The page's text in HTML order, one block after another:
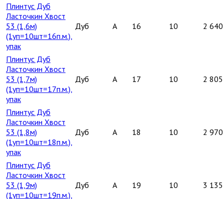
Плинтус Дуб
Ласточкин Хвост
53 (1,6м)
(1уп=10шт=16п.м.),
упак
Дуб A 16 10 2 640
Плинтус Дуб
Ласточкин Хвост
53 (1,7м)
(1уп=10шт=17п.м.),
упак
Дуб A 17 10 2 805
Плинтус Дуб
Ласточкин Хвост
53 (1,8м)
(1уп=10шт=18п.м.),
упак
Дуб A 18 10 2 970
Плинтус Дуб
Ласточкин Хвост
53 (1,9м)
(1уп=10шт=19п.м.),
Дуб A 19 10 3 135